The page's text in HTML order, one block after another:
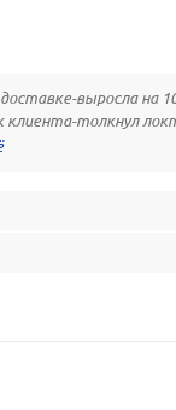
выросла на
клиента-толкнул